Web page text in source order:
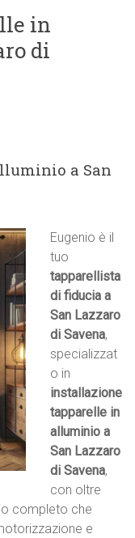
in
di
a San
Eugenio è il
tuo
tapparellista
di fiducia a
San Lazzaro
di Savena,
specializzat
o in
installazione
tapparelle in
alluminio a
San Lazzaro
di Savena,
con oltre
completo che
e